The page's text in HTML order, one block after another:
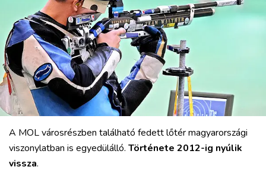
VÁROS
RÉGIÓ
SPORT
KULTÚRA
PODCAST
A MOL városrészben található fedett lőtér magyarországi
viszonylatban is egyedülálló. Története 2012-ig nyúlik
vissza.